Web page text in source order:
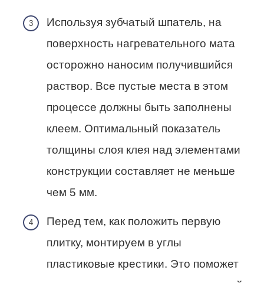
Используя зубчатый шпатель, на
поверхность нагревательного мата
осторожно наносим получившийся
раствор. Все пустые места в этом
процессе должны быть заполнены
клеем. Оптимальный показатель
толщины слоя клея над элементами
конструкции составляет не меньше
чем 5 мм.
Перед тем, как положить первую
плитку, монтируем в углы
пластиковые крестики. Это поможет